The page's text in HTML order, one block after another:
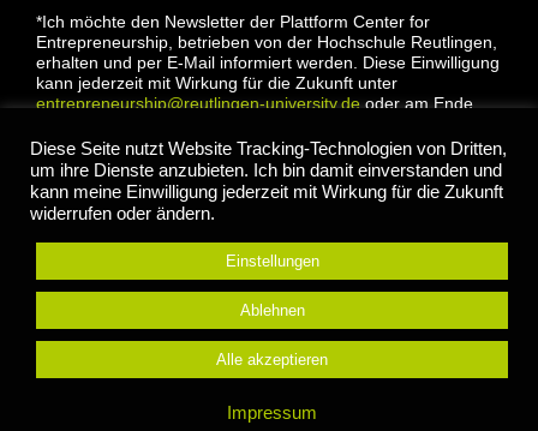
*Ich möchte den Newsletter der Plattform Center for
Entrepreneurship, betrieben von der Hochschule Reutlingen,
erhalten und per E-Mail informiert werden. Diese Einwilligung
kann jederzeit mit Wirkung für die Zukunft unter
entrepreneurship@reutlingen-university.deoder am Ende
Datenschutzbestimmung
Anmelden
© 2022 Center for Entrepreneurship Hochschule
Impressum|
Diese Seite nutzt Website Tracking-Technologien von Dritten,
um ihre Dienste anzubieten. Ich bin damit einverstanden und
kann meine Einwilligung jederzeit mit Wirkung für die Zukunft
widerrufen oder ändern.
Einstellungen
Ablehnen
Alle akzeptieren
Impressum